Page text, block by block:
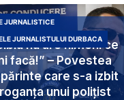
nu are nimeni ce
facă!” – Povestea
părinte care s-a izbit
unui polițist
JURNALISTICE
JURNALISTULUI DURBACA